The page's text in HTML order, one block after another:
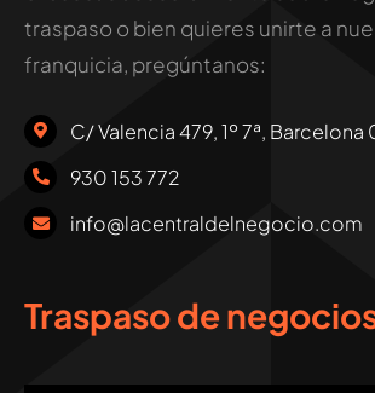
traspaso o bien quieres unirte a
franquicia, pregúntanos:
C/ Valencia 479, 1º 7ª, Barcelona
930 153 772
info@lacentraldelnegocio.com
Traspaso de